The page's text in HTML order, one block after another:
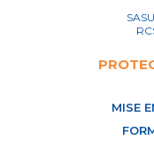
MISE